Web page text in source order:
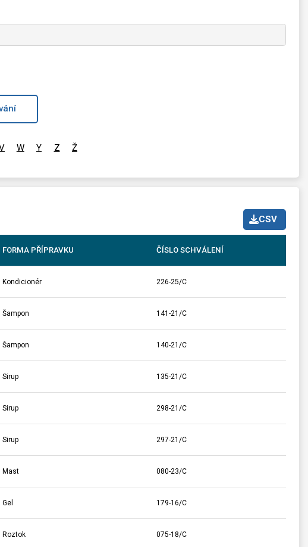
W Y Z Ž
CSV
FORMA PŘÍPRAVKU ČÍSLO SCHVÁLENÍ
Kondicionér 226-25/C
Šampon 141-21/C
Šampon 140-21/C
Sirup 135-21/C
Sirup 298-21/C
Sirup 297-21/C
Mast 080-23/C
Gel 179-16/C
Roztok 075-18/C